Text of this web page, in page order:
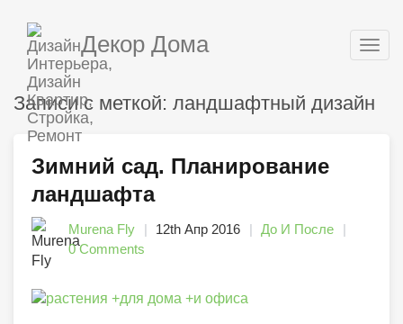
Декор Дома
Записи с меткой: ландшафтный дизайн
Зимний сад. Планирование
ландшафта
Murena Fly 12th Апр 2016
До И После
0 Comments